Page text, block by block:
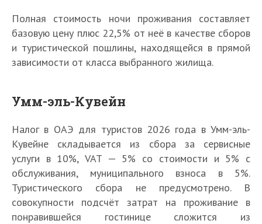
Полная стоимость ночи проживания составляет
базовую цену плюс 22,5% от неё в качестве сборов
и туристической пошлины, находящейся в прямой
зависимости от класса выбранного жилища.
Умм-эль-Кувейн
Налог в ОАЭ для туристов 2026 года в Умм-эль-
Кувейне складывается из сбора за сервисные
услуги в 10%, VAT — 5% со стоимости и 5% с
обслуживания, муниципального взноса в 5%.
Туристического сбора не предусмотрено. В
совокупности подсчёт затрат на проживание в
понравившейся гостинице сложится из